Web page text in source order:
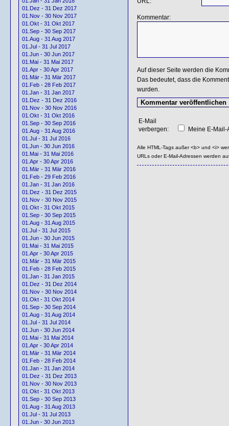
01.Dez - 31 Dez 2017
01.Nov - 30 Nov 2017
01.Okt - 31 Okt 2017
01.Sep - 30 Sep 2017
01.Aug - 31 Aug 2017
01.Jul - 31 Jul 2017
01.Jun - 30 Jun 2017
01.Mai - 31 Mai 2017
01.Apr - 30 Apr 2017
01.Mär - 31 Mär 2017
01.Feb - 28 Feb 2017
01.Jan - 31 Jan 2017
01.Dez - 31 Dez 2016
01.Nov - 30 Nov 2016
01.Okt - 31 Okt 2016
01.Sep - 30 Sep 2016
01.Aug - 31 Aug 2016
01.Jul - 31 Jul 2016
01.Jun - 30 Jun 2016
01.Mai - 31 Mai 2016
01.Apr - 30 Apr 2016
01.Mär - 31 Mär 2016
01.Feb - 29 Feb 2016
01.Jan - 31 Jan 2016
01.Dez - 31 Dez 2015
01.Nov - 30 Nov 2015
01.Okt - 31 Okt 2015
01.Sep - 30 Sep 2015
01.Aug - 31 Aug 2015
01.Jul - 31 Jul 2015
01.Jun - 30 Jun 2015
01.Mai - 31 Mai 2015
01.Apr - 30 Apr 2015
01.Mär - 31 Mär 2015
01.Feb - 28 Feb 2015
01.Jan - 31 Jan 2015
01.Dez - 31 Dez 2014
01.Nov - 30 Nov 2014
01.Okt - 31 Okt 2014
01.Sep - 30 Sep 2014
01.Aug - 31 Aug 2014
01.Jul - 31 Jul 2014
01.Jun - 30 Jun 2014
01.Mai - 31 Mai 2014
01.Apr - 30 Apr 2014
01.Mär - 31 Mär 2014
01.Feb - 28 Feb 2014
01.Jan - 31 Jan 2014
01.Dez - 31 Dez 2013
01.Nov - 30 Nov 2013
01.Okt - 31 Okt 2013
01.Sep - 30 Sep 2013
01.Aug - 31 Aug 2013
01.Jul - 31 Jul 2013
01.Jun - 30 Jun 2013
Kommentar:
Auf dieser Seite werden die
Das bedeutet, dass die
wurden.
E-Mail
verbergen:
Meine E-
Alle HTML-Tags außer <b> und <i>
URLs oder E-Mail-Adressen werden